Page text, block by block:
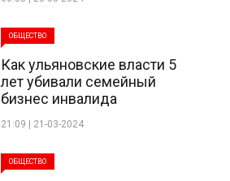
ОБЩЕСТВО
Как ульяновские власти 5
лет убивали семейный
бизнес инвалида
21:09 | 21-03-2024
ОБЩЕСТВО